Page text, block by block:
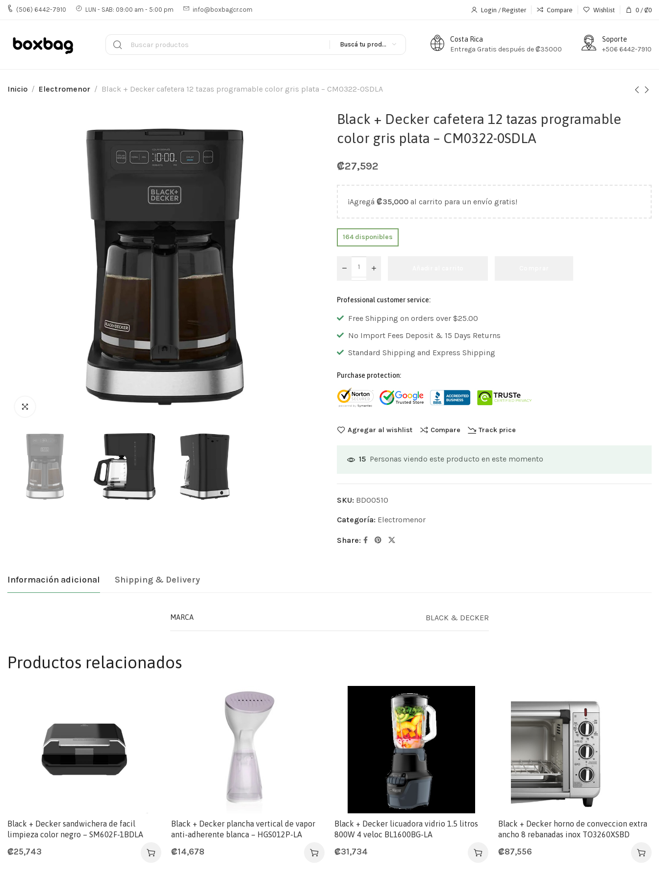
(506) 6442-7910 LUN - SAB: 09:00 am - 5:00 pm info@boxbagcr.com Login / Register Compare Wishlist 0 / ₡0
Buscá tu producto en
Costa Rica
Entrega Gratis después de ₡35000
Soporte
+506 6442-7910
Inicio Electromenor Black + Decker cafetera 12 tazas programable color gris plata – CM0322-0SDLA
Black + Decker cafetera 12 tazas programable
color gris plata – CM0322-0SDLA
₡27,592
¡Agregá ₡35,000 al carrito para un envío gratis!
164 disponibles
Professional customer service:
Free Shipping on orders over $25.00
No Import Fees Deposit & 15 Days Returns
Standard Shipping and Express Shipping
Purchase protection:
Agregar al wishlist Compare Track price
15 Personas viendo este producto en este momento
SKU: BD00510
Categoría: Electromenor
Share:
Información adicional Shipping & Delivery
MARCA BLACK & DECKER
Productos relacionados
Black + Decker sandwichera de facil
limpieza color negro – SM602F-1BDLA
₡25,743
Black + Decker plancha vertical de vapor
anti-adherente blanca – HGS012P-LA
₡14,678
Black + Decker licuadora vidrio 1.5 litros
800W 4 veloc BL1600BG-LA
₡31,734
Black + Decker horno de conveccion extra
ancho 8 rebanadas inox TO3260XSBD
₡87,556